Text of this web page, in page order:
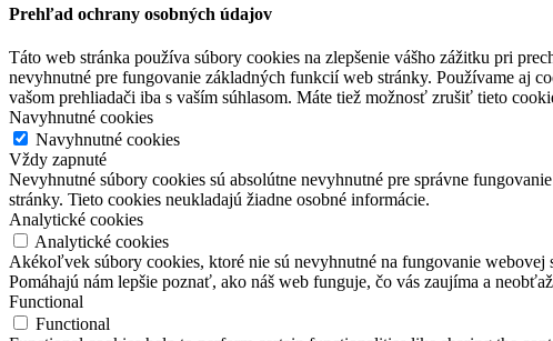
Prehľad ochrany osobných údajov
Táto web stránka používa súbory cookies na zlepšenie vášho zážitku pri
nevyhnutné pre fungovanie základných funkcií web stránky. Používame aj
vašom prehliadači iba s vaším súhlasom. Máte tiež možnosť zrušiť tieto
Navyhnutné cookies
Navyhnutné cookies
Vždy zapnuté
Nevyhnutné súbory cookies sú absolútne nevyhnutné pre správne
stránky. Tieto cookies neukladajú žiadne osobné informácie.
Analytické cookies
Analytické cookies
Akékoľvek súbory cookies, ktoré nie sú nevyhnutné na fungovanie
Pomáhajú nám lepšie poznať, ako náš web funguje, čo vás zaujíma a
Functional
Functional